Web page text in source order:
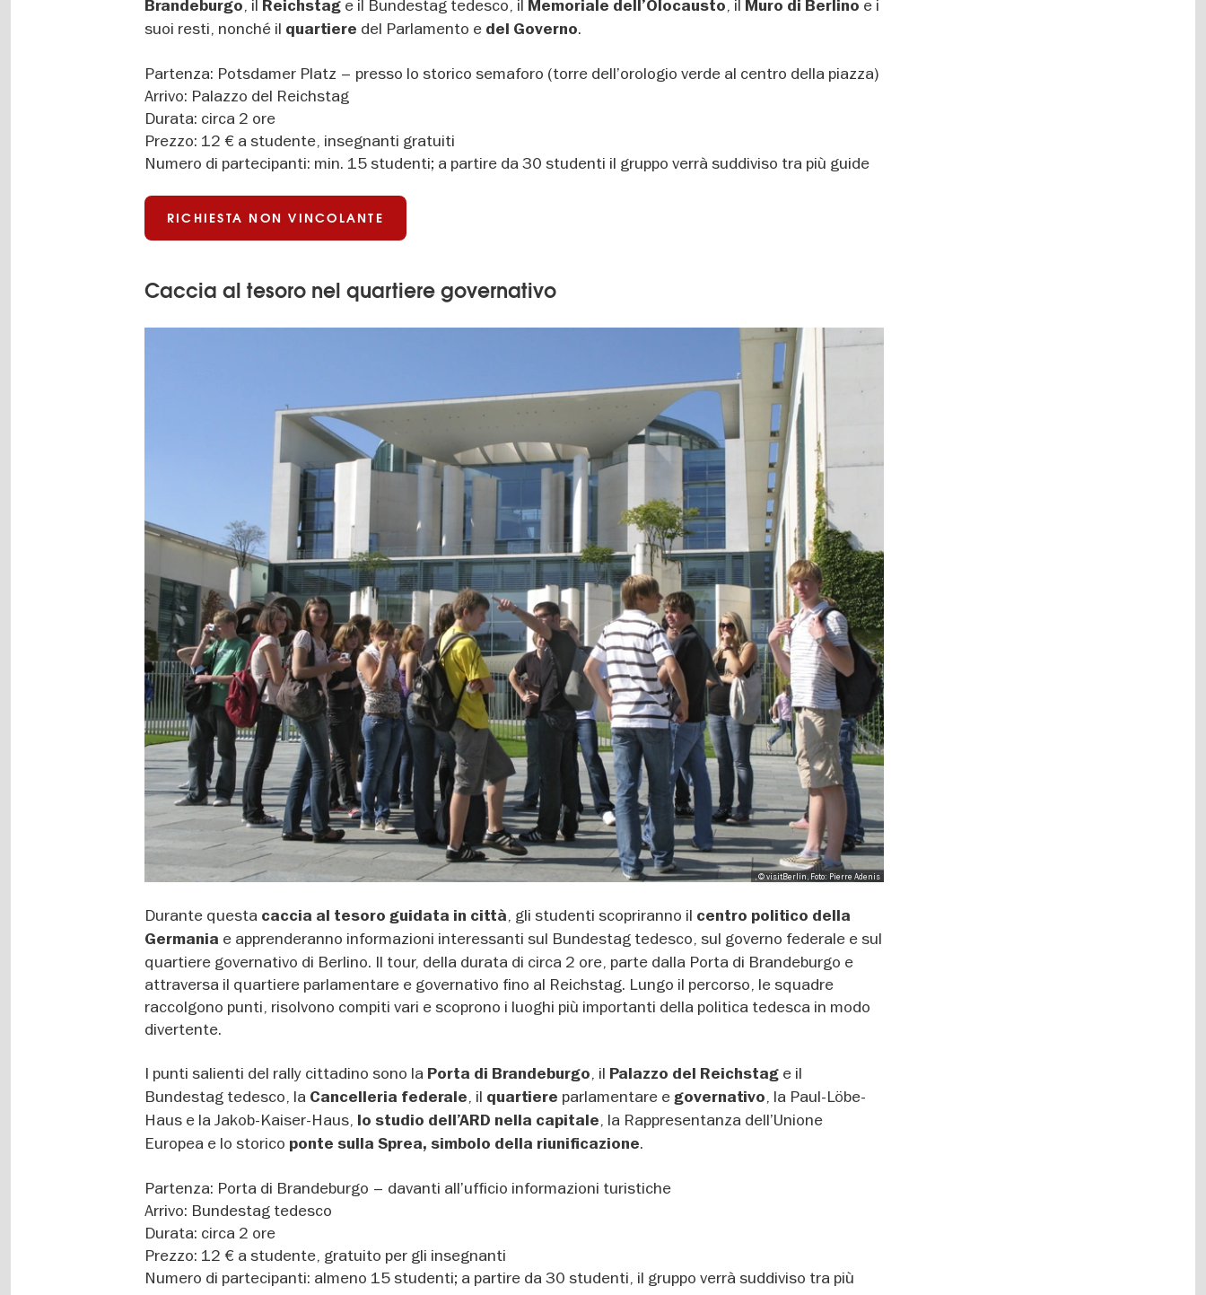
Brandeburgo, il Reichstage il Bundestag tedesco, il Memoriale dell’Olocausto, il Muro di Berlino e i
suoi resti, nonché il quartiere del Parlamento e del Governo.
Partenza: Potsdamer Platz – presso lo storico semaforo (torre dell’orologio verde al centro della piazza)
Arrivo: Palazzo del Reichstag
Durata: circa 2 ore
Prezzo: 12 € a studente, insegnanti gratuiti
Numero di partecipanti: min. 15 studenti; a partire da 30 studenti il gruppo verrà suddiviso tra più guide
RICHIESTA NON VINCOLANTE
Caccia al tesoro nel quartiere governativo
, © visitBerlin, Foto: Pierre Adenis
Durante questa caccia al tesoro guidata in città, gli studenti scopriranno il centro politico della
Germania e apprenderanno informazioni interessanti sul Bundestag tedesco, sul governo federale e sul
quartiere governativo di Berlino. Il tour, della durata di circa 2 ore, parte dalla Porta di Brandeburgo e
attraversa il quartiere parlamentare e governativo fino al Reichstag. Lungo il percorso, le squadre
raccolgono punti, risolvono compiti vari e scoprono i luoghi più importanti della politica tedesca in modo
divertente.
I punti salienti del rally cittadino sono la Porta di Brandeburgo, il Palazzo del Reichstage il
Bundestag tedesco, la Cancelleria federale, il quartiere parlamentare egovernativo, la Paul-Löbe-
Haus e la Jakob-Kaiser-Haus, lo studio dell’ARD nella capitale, la Rappresentanza dell’Unione
Europea e lo storico ponte sulla Sprea, simbolo della riunificazione.
Partenza: Porta di Brandeburgo – davanti all’ufficio informazioni turistiche
Arrivo: Bundestag tedesco
Durata: circa 2 ore
Prezzo: 12 € a studente, gratuito per gli insegnanti
Numero di partecipanti: almeno 15 studenti; a partire da 30 studenti, il gruppo verrà suddiviso tra più